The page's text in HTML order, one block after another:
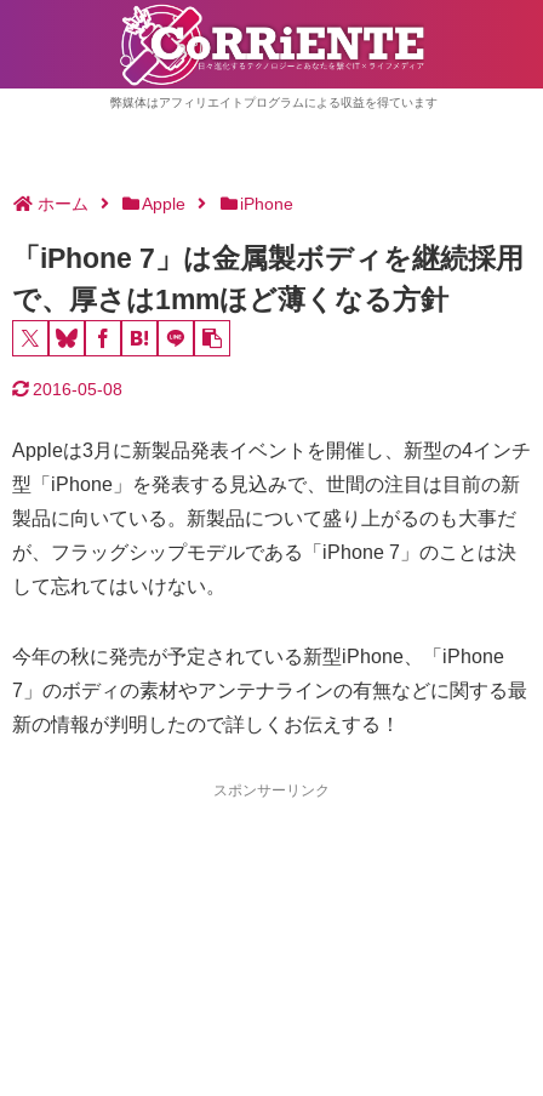
弊媒体はアフィリエイトプログラムによる収益を得ています
ホーム Apple iPhone
「iPhone 7」は金属製ボディを継続採用
で、厚さは1mmほど薄くなる方針
2016-05-08
Appleは3月に新製品発表イベントを開催し、新型の4インチ
型「iPhone」を発表する見込みで、世間の注目は目前の新
製品に向いている。新製品について盛り上がるのも大事だ
が、フラッグシップモデルである「iPhone 7」のことは決
して忘れてはいけない。
今年の秋に発売が予定されている新型iPhone、「iPhone
7」のボディの素材やアンテナラインの有無などに関する最
新の情報が判明したので詳しくお伝えする！
スポンサーリンク